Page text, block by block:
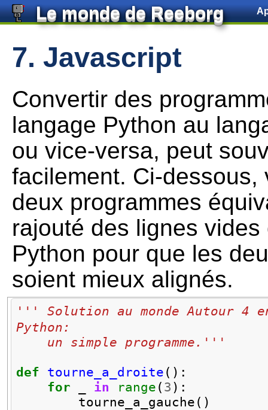
Le monde de Reeborg
La programmation orientée objet
7. Javascript
Convertir des
langage Python au
ou vice-versa, peut
facilement. Ci-dessous,
deux programmes
rajouté des lignes
Python pour que les
soient mieux alignés.
''' Solution au monde Autour 4
Python:
    un simple programme.'''
def tourne_a_droite ():
for
in range ( 3 ):
tourne_a_gauche ()